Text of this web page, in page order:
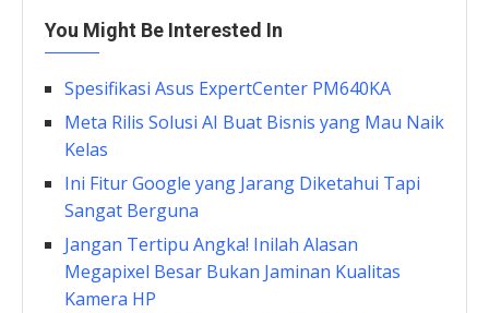
You Might Be Interested In
Spesifikasi Asus ExpertCenter PM640KA
Meta Rilis Solusi AI Buat Bisnis yang Mau Naik
Kelas
Ini Fitur Google yang Jarang Diketahui Tapi
Sangat Berguna
Jangan Tertipu Angka! Inilah Alasan
Megapixel Besar Bukan Jaminan Kualitas
Kamera HP